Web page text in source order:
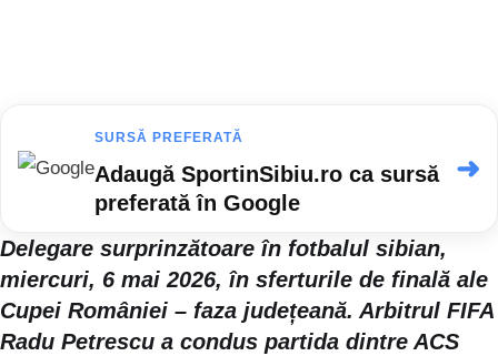
SURSĂ PREFERATĂ
Adaugă SportinSibiu.ro ca sursă
preferată în Google
➜
Delegare surprinzătoare în fotbalul sibian,
miercuri, 6 mai 2026, în sferturile de finală ale
Cupei României – faza județeană. Arbitrul FIFA
Radu Petrescu a condus partida dintre ACS